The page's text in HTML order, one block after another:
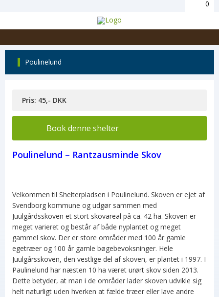
0
Poulinelund
Pris: 45,- DKK
Book denne shelter
Poulinelund – Rantzausminde Skov
Velkommen til Shelterpladsen i Poulinelund. Skoven er ejet af
Svendborg kommune og udgør sammen med
Juulgårdsskoven et stort skovareal på ca. 42 ha. Skoven er
meget varieret og består af både nyplantet og meget
gammel skov. Der er store områder med 100 år gamle
egetræer og 100 år gamle bøgebevoksninger. Hele
Juulgårsskoven, den vestlige del af skoven, er plantet i 1997. I
Paulinelund har næsten 10 ha været urørt skov siden 2013.
Dette betyder, at man i de områder lader skoven udvikle sig
helt naturligt uden hverken at fælde træer eller lave andre